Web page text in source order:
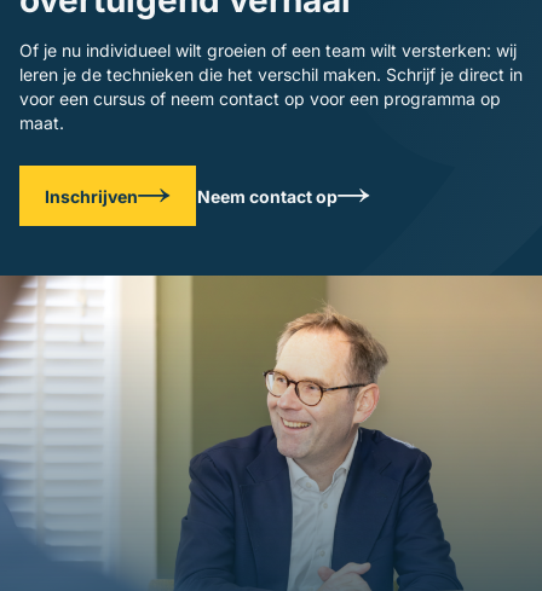
Of je nu individueel wilt groeien of een team wilt versterken: wij
leren je de technieken die het verschil maken. Schrijf je direct in
voor een cursus of neem contact op voor een programma op
maat.
Inschrijven Neem contact op